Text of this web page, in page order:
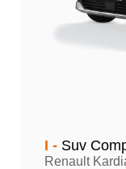
I - Suv
Renault